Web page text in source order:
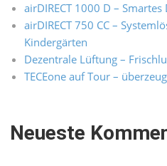
airDIRECT 1000 D – Smartes
airDIRECT 750 CC –
Kindergärten
Dezentrale Lüftung –
TECEone auf Tour –
Neueste